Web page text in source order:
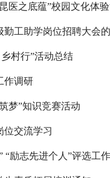
医之底蕴”校园文化体
工助学岗位招聘大会
村行”活动总结
作调研
梦”知识竞赛活动
位交流学习
“励志先进个人”评选工